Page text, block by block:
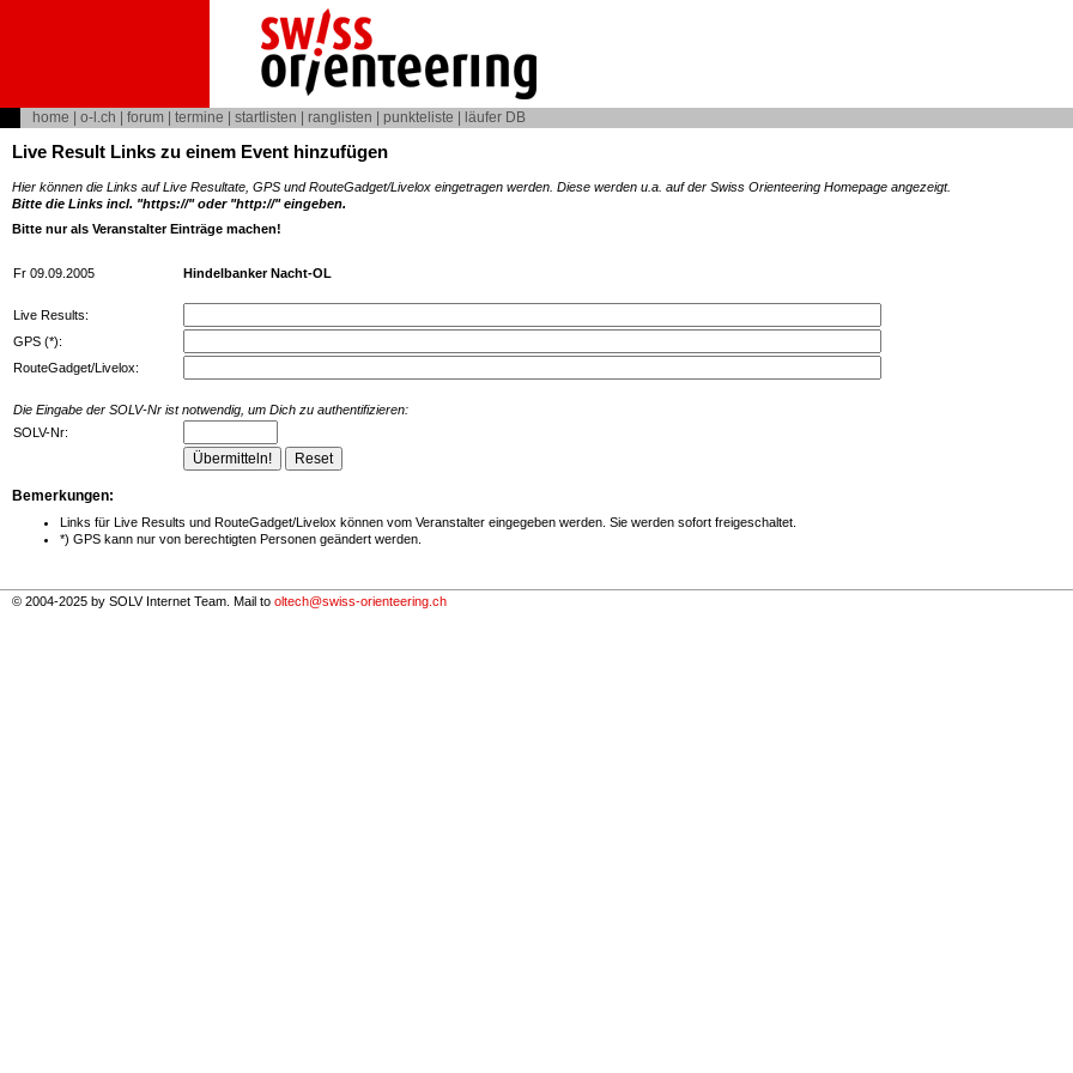
home o-l.ch forum termine startlisten ranglisten punkteliste läufer DB
Live Result Links zu einem Event hinzufügen
Hier können die Links auf Live Resultate, GPS und RouteGadget/Livelox eingetragen werden. Diese werden u.a. auf der Swiss Orienteering Homepage angezeigt.
Bitte die Links incl. "https://" oder "http://" eingeben.
Bitte nur als Veranstalter Einträge machen!
Fr 09.09.2005 Hindelbanker Nacht-OL
Live Results:
GPS (*):
RouteGadget/Livelox:
Die Eingabe der SOLV-Nr ist notwendig, um Dich zu authentifizieren:
SOLV-Nr:
Bemerkungen:
Links für Live Results und RouteGadget/Livelox können vom Veranstalter eingegeben werden. Sie werden sofort freigeschaltet.
*) GPS kann nur von berechtigten Personen geändert werden.
© 2004-2025 by SOLV Internet Team. Mail to oltech@swiss-orienteering.ch